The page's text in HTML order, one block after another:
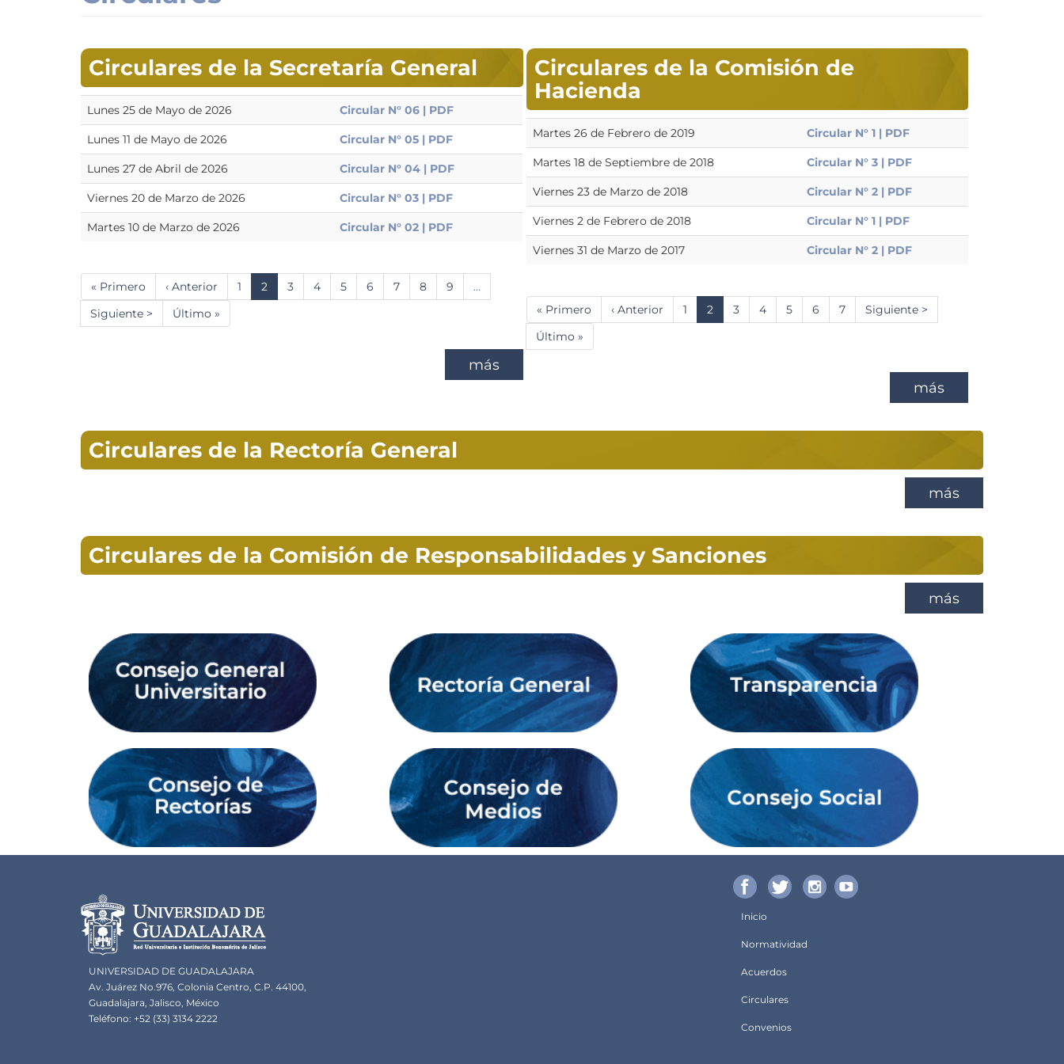
Circulares de la Secretaría General
Lunes 25 de Mayo de 2026 Circular N° 06 | PDF
Lunes 11 de Mayo de 2026 Circular N° 05 | PDF
Lunes 27 de Abril de 2026 Circular N° 04 | PDF
Viernes 20 de Marzo de 2026 Circular N° 03 | PDF
Martes 10 de Marzo de 2026 Circular N° 02 | PDF
Paginación
Primera
página
« Primero
Página
anterior
‹ Anterior Página
1
Página
actual
2 Página
3 Página
4 Página
5 Página
6 Página
7 Página
8 Página
9
…
Siguiente
página
Siguiente >
Última
página
Último »
más
Circulares de la Comisión de
Hacienda
Martes 26 de Febrero de 2019 Circular N° 1 | PDF
Martes 18 de Septiembre de 2018 Circular N° 3 | PDF
Viernes 23 de Marzo de 2018 Circular N° 2 | PDF
Viernes 2 de Febrero de 2018 Circular N° 1 | PDF
Viernes 31 de Marzo de 2017 Circular N° 2 | PDF
Paginación
Primera
página
« Primero
Página
anterior
‹ Anterior Página
1
Página
actual
2 Página
3 Página
4 Página
5 Página
6 Página
7
Siguiente
página
Siguiente >
Última
página
Último »
más
Circulares de la Rectoría General
más
Circulares de la Comisión de Responsabilidades y Sanciones
más
Información del portal
UNIVERSIDAD DE GUADALAJARA
Av. Juárez No.976, Colonia Centro, C.P. 44100,
Guadalajara, Jalisco, México
Teléfono: +52 (33) 3134 2222
principal
Inicio
Normatividad
Acuerdos
Circulares
Convenios